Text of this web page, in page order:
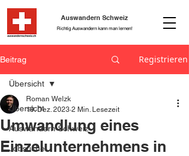
Richtig Auswandern kann man lernen!
Auswandern Schweiz
Beitrag Registrieren
Übersicht
Auswandern Schweiz
Jobsuche
Übersicht
Umwandlung eines
Einzelunternehmens in
Roman Welzk
19. Dez. 2023 2 Min. Lesezeit